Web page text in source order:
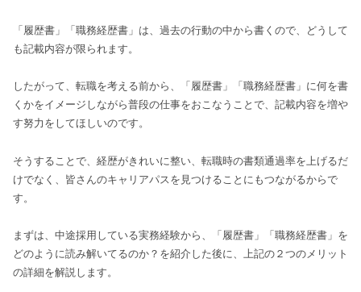
「履歴書」「職務経歴書」は、過去の行動の中から書くので、どうして
も記載内容が限られます。
したがって、転職を考える前から、「履歴書」「職務経歴書」に何を書
くかをイメージしながら普段の仕事をおこなうことで、記載内容を増や
す努力をしてほしいのです。
そうすることで、経歴がきれいに整い、転職時の書類通過率を上げるだ
けでなく、皆さんのキャリアパスを見つけることにもつながるからで
す。
まずは、中途採用している実務経験から、「履歴書」「職務経歴書」を
どのように読み解いてるのか？を紹介した後に、上記の２つのメリット
の詳細を解説します。